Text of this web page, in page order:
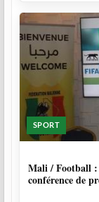
SPORT
Mali / Football :
conférence de